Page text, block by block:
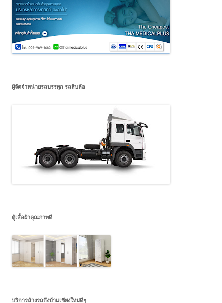
ผู้จัดจำหน่ายรถบรรทุก รถสิบล้อ
ตู้เสื้อผ้าคุณภาพดี
บริการล้างรถถึงบ้านเชียงใหม่ดีๆ